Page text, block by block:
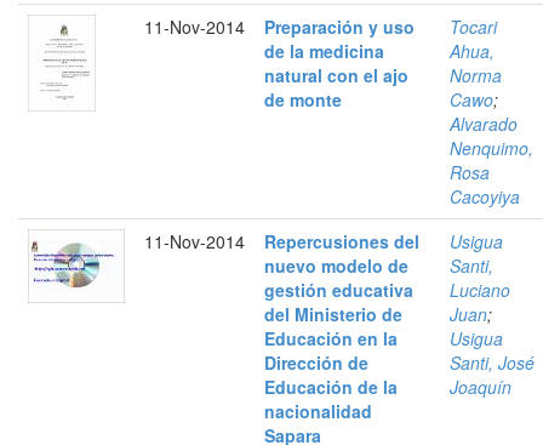
11-Nov-2014
Preparación y uso
de la medicina
natural con el ajo
de monte
Tocari
Ahua,
Norma
Cawo;
Alvarado
Nenquimo,
Rosa
Cacoyiya
11-Nov-2014
Repercusiones del
nuevo modelo de
gestión educativa
del Ministerio de
Educación en la
Dirección de
Educación de la
nacionalidad
Sapara
Usigua
Santi,
Luciano
Juan;
Usigua
Santi, José
Joaquín